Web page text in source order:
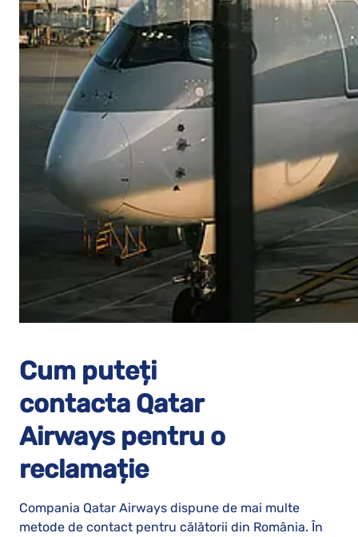
Cum puteți
contacta Qatar
Airwayspentru o
reclamație
Compania Qatar Airways dispune de mai multe
metode de contact pentru călătorii din România. În